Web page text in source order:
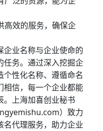
高效的服务，确保企
企业名称与企业使命的
任务。通过深入挖掘企
性化名称、遵循命名
相信，每一个企业都能
。上海加喜创业秘书
）致力
名代理服务，助力企业